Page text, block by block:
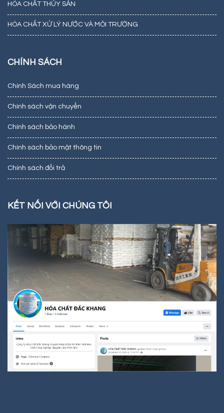
HÓA CHẤT THỦY SẢN
HÓA CHẤT XỬ LÝ NƯỚC VÀ MÔI TRƯỜNG
CHÍNH SÁCH
Chính Sách mua hàng
Chính sách vận chuyển
Chính sách bảo hành
Chính sách bảo mật thông tin
Chính sách đổi trả
KẾT NỐI VỚI CHÚNG TÔI